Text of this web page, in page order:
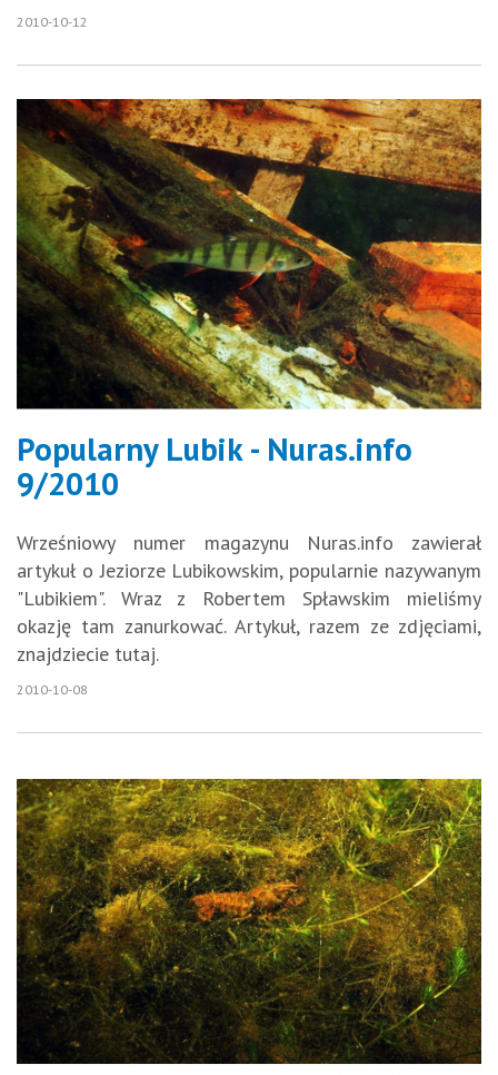
2010-10-12
Popularny Lubik - Nuras.info
9/2010
Wrześniowy numer magazynu Nuras.info zawierał
artykuł o Jeziorze Lubikowskim, popularnie nazywanym
"Lubikiem". Wraz z Robertem Spławskim mieliśmy
okazję tam zanurkować. Artykuł, razem ze zdjęciami,
znajdziecie tutaj.
2010-10-08